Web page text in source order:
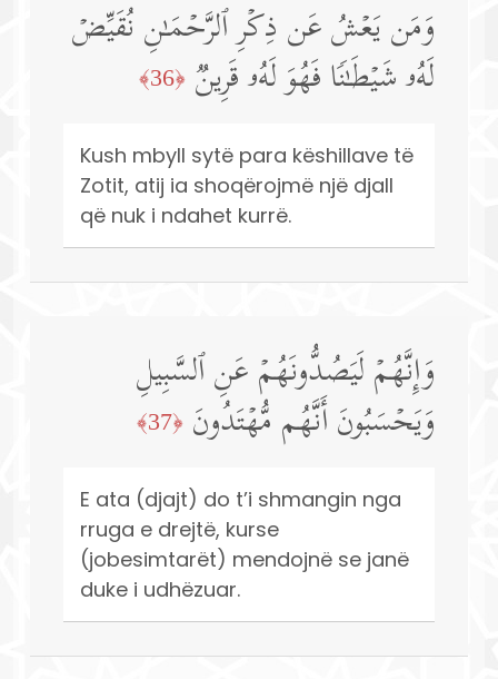
وَمَن یَعۡشُ عَن ذِكۡرِ ٱلرَّحۡمَـٰنِ نُقَیِّضۡ
لَهُۥ شَیۡطَـٰنࣰا فَهُوَ لَهُۥ قَرِینࣱ ﴿36﴾
Kush mbyll sytë para këshillave të
Zotit, atij ia shoqërojmë një djall
që nuk i ndahet kurrë.
وَإِنَّهُمۡ لَیَصُدُّونَهُمۡ عَنِ ٱلسَّبِیلِ
وَیَحۡسَبُونَ أَنَّهُم مُّهۡتَدُونَ ﴿37﴾
E ata (djajt) do t’i shmangin nga
rruga e drejtë, kurse
(jobesimtarët) mendojnë se janë
duke i udhëzuar.